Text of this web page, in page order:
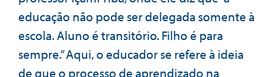
educação não pode ser delegada somente à
escola. Aluno é transitório. Filho é para
sempre.” Aqui, o educador se refere à ideia
de que o processo de aprendizado na